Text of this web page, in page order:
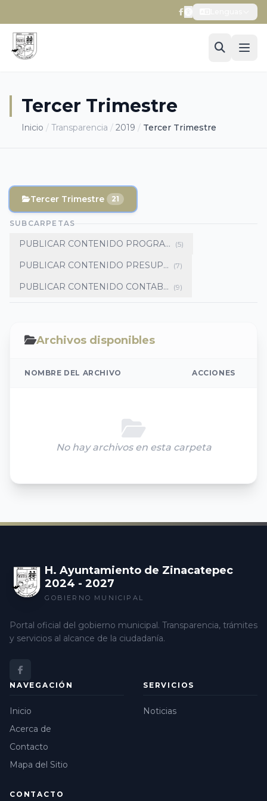
Tercer Trimestre
Inicio / Transparencia / 2019 / Tercer Trimestre
Tercer Trimestre 21
SUBCARPETAS
PUBLICAR CONTENIDO PROGRA... (5)
PUBLICAR CONTENIDO PRESUP... (7)
PUBLICAR CONTENIDO CONTAB... (9)
Archivos disponibles
NOMBRE DEL ARCHIVO ACCIONES
No hay archivos en esta carpeta
H. Ayuntamiento de Zinacatepec
2024 - 2027
GOBIERNO MUNICIPAL
Portal oficial del gobierno municipal. Transparencia, trámites
y servicios al alcance de la ciudadanía.
NAVEGACIÓN
Inicio
Acerca de
Contacto
Mapa del Sitio
SERVICIOS
Noticias
CONTACTO